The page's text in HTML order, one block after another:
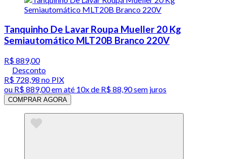
Tanquinho De Lavar Roupa Mueller 20 Kg
Semiautomático MLT20B Branco 220V
R$ 889,00
Desconto
R$ 728,98 no PIX
ou R$ 889,00em até 10x de R$ 88,90 sem juros
COMPRAR AGORA